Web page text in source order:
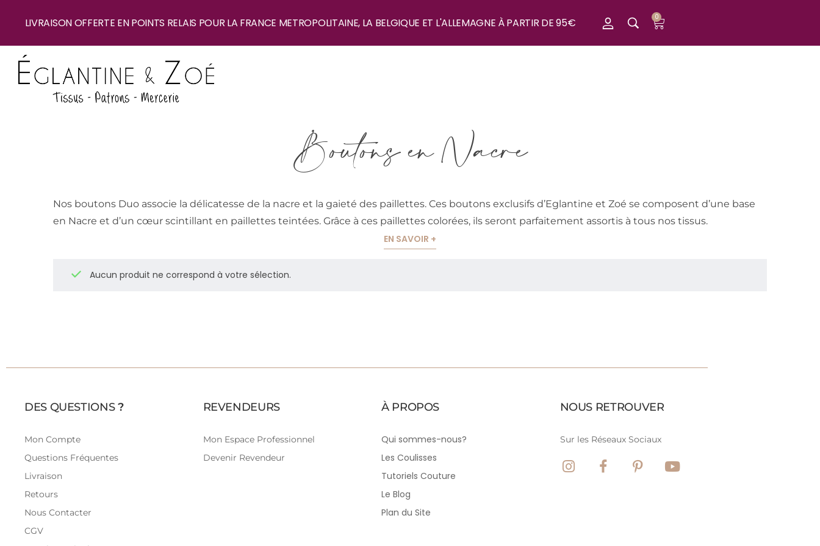
LIVRAISON OFFERTE EN POINTS RELAIS POUR LA FRANCE METROPOLITAINE, LA BELGIQUE ET L'ALLEMAGNE À PARTIR DE 95€ 0
Boutons en Nacre
Nos boutons Duo associe la délicatesse de la nacre et la gaieté des paillettes. Ces boutons exclusifs d’Eglantine et Zoé se composent d’une base
en Nacre et d’un cœur scintillant en paillettes teintées. Grâce à ces paillettes colorées, ils seront parfaitement assortis à tous nos tissus.
EN SAVOIR +
Aucun produit ne correspond à votre sélection.
DES QUESTIONS?
Mon Compte
Questions Fréquentes
Livraison
Retours
Nous Contacter
CGV
REVENDEURS
Mon Espace Professionnel
Devenir Revendeur
À PROPOS
Qui sommes-nous?
Les Coulisses
Tutoriels Couture
Le Blog
Plan du Site
NOUS RETROUVER
Sur les Réseaux Sociaux